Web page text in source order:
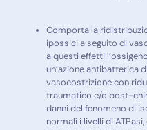
Comporta la
ipossici a seguito di
a questi effetti
un’azione antibatterica
vasocostrizione con
traumatico e/o post-
danni del fenomeno di
normali i livelli di